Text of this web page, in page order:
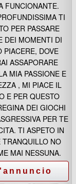
FUNCIONANTE.
TI
PER PASSARE
DEI MOMENTI DI
PIACERE, DOVE
ASSAPORARE
MIA PASSIONE E
, MI PIACE IL
E PER QUESTO
DEI GIOCHI
PER TE
TI ASPETO IN
TRANQUILLO NO
MAI NESSUNA.